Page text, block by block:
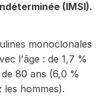
(IMSI).
monoclonales
l'âge : de 1,7 %
80 ans (6,0 %
hommes).